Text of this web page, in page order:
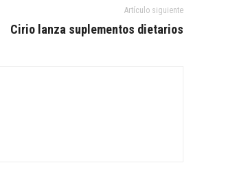
Artículo siguiente
Cirio lanza suplementos dietarios